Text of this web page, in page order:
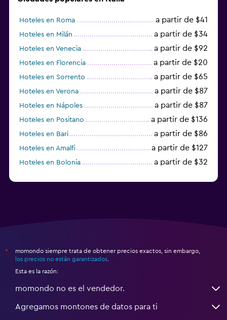
Hoteles en Roma a partir de $41
Hoteles en Milán a partir de $34
Hoteles en Venecia a partir de $92
Hoteles en Florencia a partir de $20
Hoteles en Sorrento a partir de $65
Hoteles en Verona a partir de $87
Hoteles en Nápoles a partir de $87
Hoteles en Positano a partir de $136
Hoteles en Bari a partir de $86
Hoteles en Amalfi a partir de $127
Hoteles en Bolonia a partir de $32
*
momondo siempre trata de obtener precios exactos, sin embargo,
los precios no están garantizados
Esta es la razón:
momondo no es el vendedor.
Agregamos montones de datos para ti